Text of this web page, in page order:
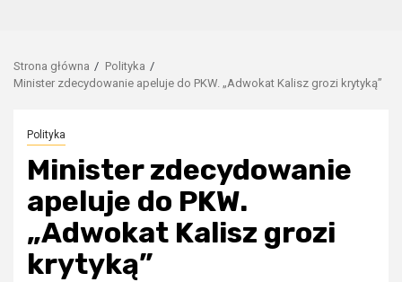
Strona główna
Polityka
Minister zdecydowanie apeluje do PKW. „Adwokat Kalisz grozi krytyką”
Polityka
Minister zdecydowanie
apeluje do PKW.
„Adwokat Kalisz grozi
krytyką”